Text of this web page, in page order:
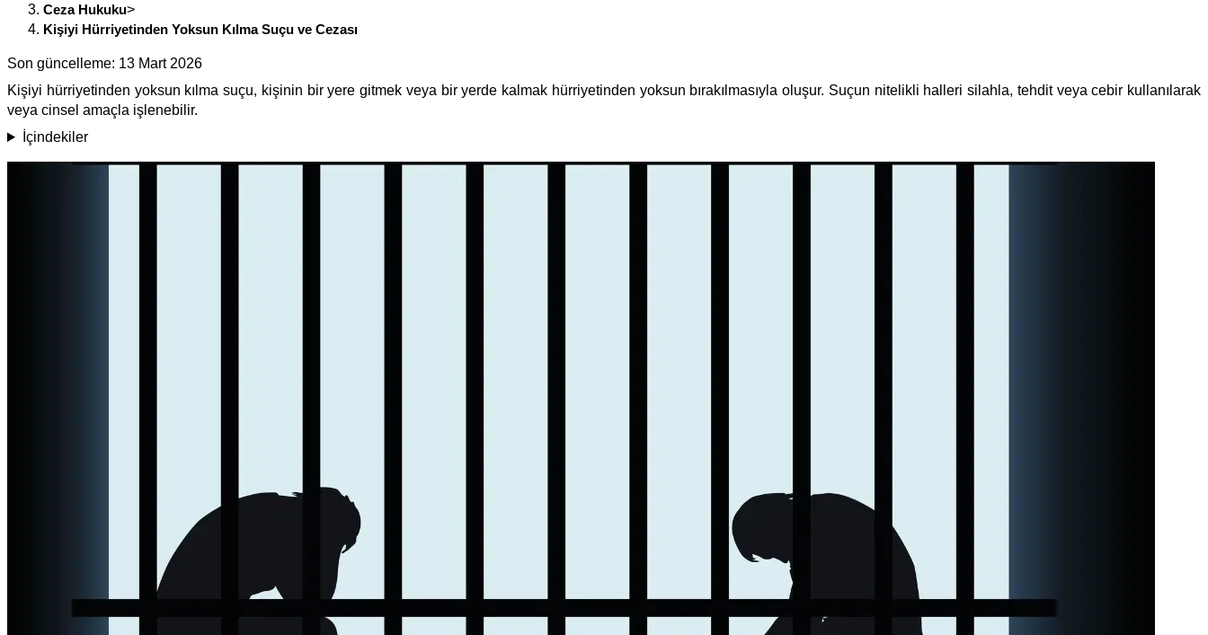
Ceza Hukuku>
Kişiyi Hürriyetinden Yoksun Kılma Suçu ve Cezası
Son güncelleme: 13 Mart 2026
Kişiyi hürriyetinden yoksun kılma suçu, kişinin bir yere gitmek veya bir yerde kalmak hürriyetinden yoksun bırakılmasıyla oluşur. Suçun nitelikli halleri silahla, tehdit veya cebir kullanılarak
veya cinsel amaçla işlenebilir.
İçindekiler